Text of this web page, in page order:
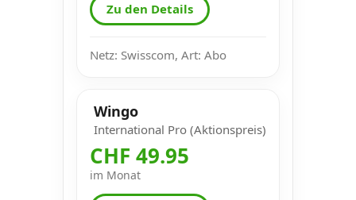
Zu den Details
Netz: Swisscom, Art: Abo
Wingo
International Pro (Aktionspreis)
CHF 49.95
im Monat